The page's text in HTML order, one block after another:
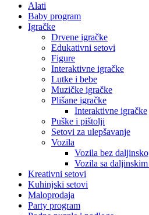
Alati
Baby program
Igračke
Drvene igračke
Edukativni setovi
Figure
Interaktivne igračke
Lutke i bebe
Muzičke igračke
Plišane igračke
Interaktivne igračke
Puške i pištolji
Setovi za ulepšavanje
Vozila
Vozila bez
Vozila sa
Kreativni setovi
Kuhinjski setovi
Maloprodaja
Party program